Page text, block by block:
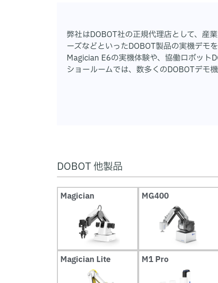
弊社はDOBOT社の正規代理店として、産
ーズなどといったDOBOT製品の実機デモ
Magician E6の実機体験や、協働ロボット
ショールームでは、数多くのDOBOTデモ
DOBOT 他製品
Magician MG400
Magician Lite M1 Pro